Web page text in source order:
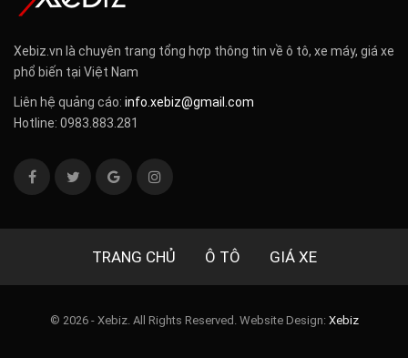
Xebiz.vn là chuyên trang tổng hợp thông tin về ô tô, xe máy, giá xe
phổ biến tại Việt Nam
Liên hệ quảng cáo: info.xebiz@gmail.com
Hotline: 0983.883.281
TRANG CHỦ Ô TÔ GIÁ XE
© 2026 - Xebiz. All Rights Reserved. Website Design: Xebiz